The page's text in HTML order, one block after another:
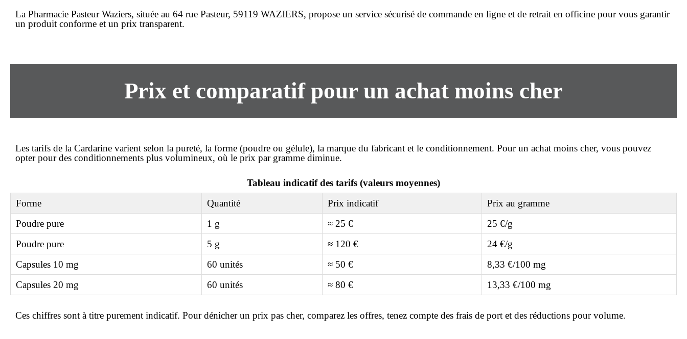
La Pharmacie Pasteur Waziers, située au 64 rue Pasteur, 59119 WAZIERS, propose un service sécurisé de commande en ligne et de retrait en officine pour vous garantir
un produit conforme et un prix transparent.
Prix et comparatif pour un achat moins cher
Les tarifs de la Cardarine varient selon la pureté, la forme (poudre ou gélule), la marque du fabricant et le conditionnement. Pour un achat moins cher, vous pouvez
opter pour des conditionnements plus volumineux, où le prix par gramme diminue.
Tableau indicatif des tarifs (valeurs moyennes)
Forme
Quantité Prix indicatif
Prix au gramme
Poudre pure
1 g ≈ 25 €
25 €/g
Poudre pure
5 g ≈ 120 €
24 €/g
Capsules 10 mg
60 unités ≈ 50 €
8,33 €/100 mg
Capsules 20 mg
60 unités ≈ 80 € 13,33 €/100 mg
Ces chiffres sont à titre purement indicatif. Pour dénicher un prix pas cher, comparez les offres, tenez compte des frais de port et des réductions pour volume.